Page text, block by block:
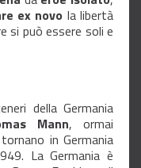
ex novo la libertà
si può essere soli e
della Germania
Mann, ormai
in Germania
La Germania è